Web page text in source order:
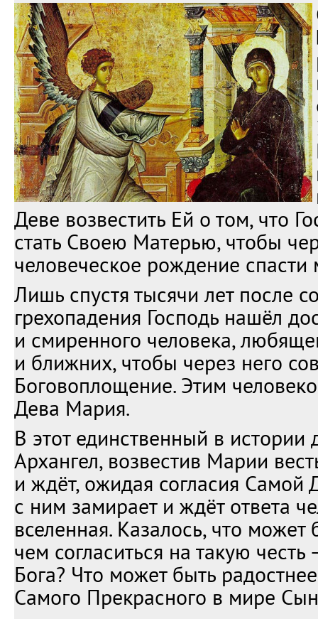
Деве возвестить Ей о том, что
стать Своею Матерью, чтобы
человеческое рождение спасти
Лишь спустя тысячи лет после
грехопадения Господь нашёл
и смиренного человека,
и ближних, чтобы через него
Боговоплощение. Этим
Дева Мария.
В этот единственный в
Архангел, возвестив Марии
и ждёт, ожидая согласия Самой
с ним замирает и ждёт ответа
вселенная. Казалось, что может
чем согласиться на такую
Бога? Что может быть
Самого Прекрасного в мире